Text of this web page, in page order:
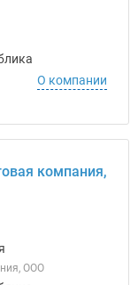
О компании
компания,
ООО